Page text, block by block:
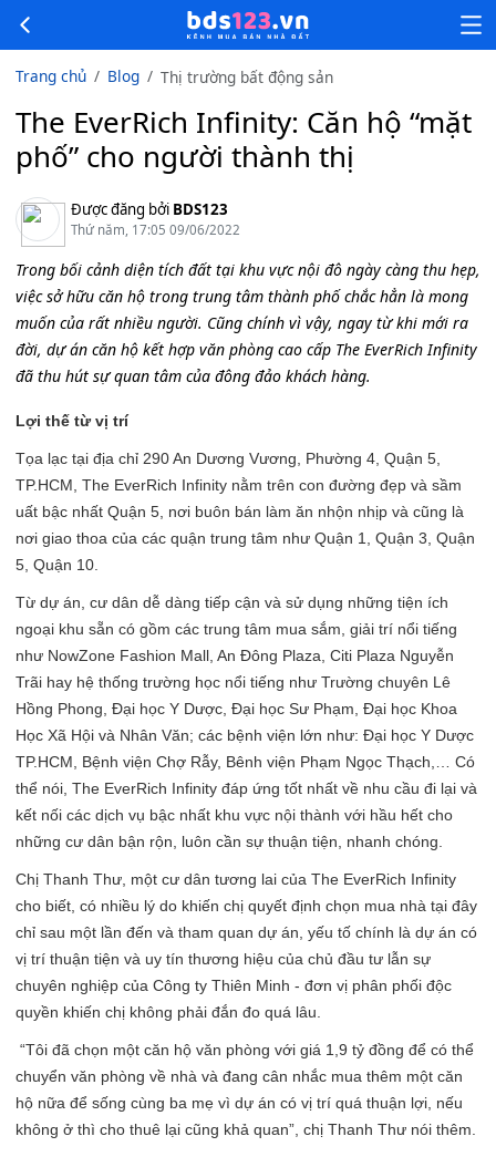
Trang chủ Blog Thị trường bất động sản
The EverRich Infinity: Căn hộ “mặt
phố” cho người thành thị
Được đăng bởi BDS123
Thứ năm, 17:05 09/06/2022
Trong bối cảnh diện tích đất tại khu vực nội đô ngày càng thu hẹp,
việc sở hữu căn hộ trong trung tâm thành phố chắc hẳn là mong
muốn của rất nhiều người. Cũng chính vì vậy, ngay từ khi mới ra
đời, dự án căn hộ kết hợp văn phòng cao cấp The EverRich Infinity
đã thu hút sự quan tâm của đông đảo khách hàng.
Lợi thế từ vị trí
Tọa lạc tại địa chỉ 290 An Dương Vương, Phường 4, Quận 5,
TP.HCM, The EverRich Infinity nằm trên con đường đẹp và sầm
uất bậc nhất Quận 5, nơi buôn bán làm ăn nhộn nhịp và cũng là
nơi giao thoa của các quận trung tâm như Quận 1, Quận 3, Quận
5, Quận 10.
Từ dự án, cư dân dễ dàng tiếp cận và sử dụng những tiện ích
ngoại khu sẵn có gồm các trung tâm mua sắm, giải trí nổi tiếng
như NowZone Fashion Mall, An Đông Plaza, Citi Plaza Nguyễn
Trãi hay hệ thống trường học nổi tiếng như Trường chuyên Lê
Hồng Phong, Đại học Y Dược, Đại học Sư Phạm, Đại học Khoa
Học Xã Hội và Nhân Văn; các bệnh viện lớn như: Đại học Y Dược
TP.HCM, Bệnh viện Chợ Rẫy, Bênh viện Phạm Ngọc Thạch,… Có
thể nói, The EverRich Infinity đáp ứng tốt nhất về nhu cầu đi lại và
kết nối các dịch vụ bậc nhất khu vực nội thành với hầu hết cho
những cư dân bận rộn, luôn cần sự thuận tiện, nhanh chóng.
Chị Thanh Thư, một cư dân tương lai của The EverRich Infinity
cho biết, có nhiều lý do khiến chị quyết định chọn mua nhà tại đây
chỉ sau một lần đến và tham quan dự án, yếu tố chính là dự án có
vị trí thuận tiện và uy tín thương hiệu của chủ đầu tư lẫn sự
chuyên nghiệp của Công ty Thiên Minh - đơn vị phân phối độc
quyền khiến chị không phải đắn đo quá lâu.
“Tôi đã chọn một căn hộ văn phòng với giá 1,9 tỷ đồng để có thể
chuyển văn phòng về nhà và đang cân nhắc mua thêm một căn
hộ nữa để sống cùng ba mẹ vì dự án có vị trí quá thuận lợi, nếu
không ở thì cho thuê lại cũng khả quan”, chị Thanh Thư nói thêm.